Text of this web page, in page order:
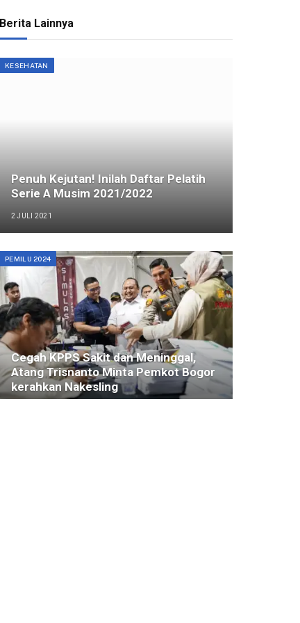
Berita Lainnya
KESEHATAN
Penuh Kejutan! Inilah Daftar Pelatih
Serie A Musim 2021/2022
2 JULI 2021
PEMILU 2024
Cegah KPPS Sakit dan Meninggal,
Atang Trisnanto Minta Pemkot Bogor
kerahkan Nakesling